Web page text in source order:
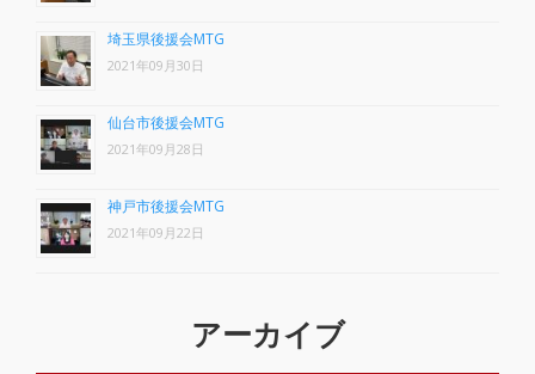
埼玉県後援会MTG
2021年09月30日
仙台市後援会MTG
2021年09月28日
神戸市後援会MTG
2021年09月22日
アーカイブ